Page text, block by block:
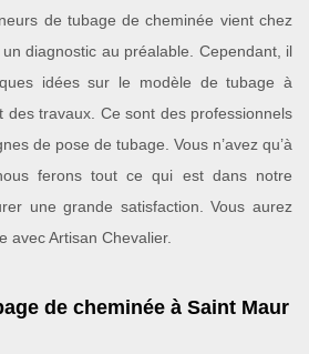
de tubage de cheminée vient chez
diagnostic au préalable. Cependant, il
idées sur le modèle de tubage à
des travaux. Ce sont des professionnels
de pose de tubage. Vous n’avez qu’à
ferons tout ce qui est dans notre
une grande satisfaction. Vous aurez
avec Artisan Chevalier.
de cheminée à Saint Maur